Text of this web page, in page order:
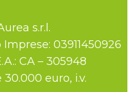
s.r.l.
03911450926
CA – 305948
euro, i.v.